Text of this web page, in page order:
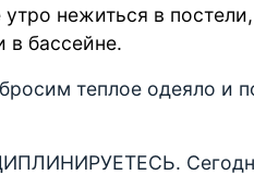
нежиться в
в бассейне.
теплое одеяло